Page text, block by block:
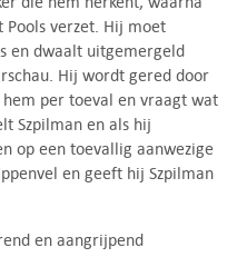
verzet. Hij moet
en dwaalt uitgemergeld
Hij wordt gered door
per toeval en vraagt wat
Szpilman en als hij
op een toevallig aanwezige
en geeft hij Szpilman
en aangrijpend